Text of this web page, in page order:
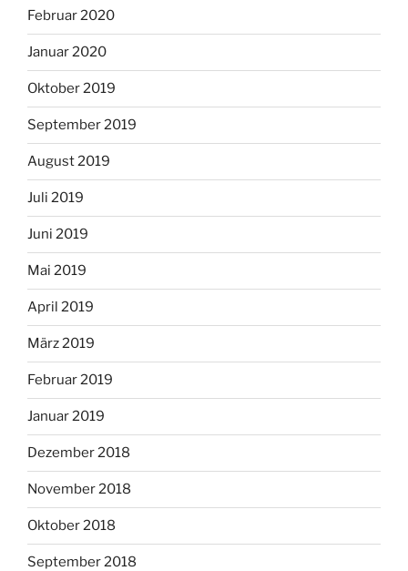
Februar 2020
Januar 2020
Oktober 2019
September 2019
August 2019
Juli 2019
Juni 2019
Mai 2019
April 2019
März 2019
Februar 2019
Januar 2019
Dezember 2018
November 2018
Oktober 2018
September 2018